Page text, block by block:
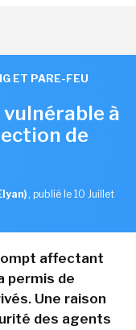
ET PARE-FEU
à
de
, publié le 10 Juillet
affectant
permis de
Une raison
des agents